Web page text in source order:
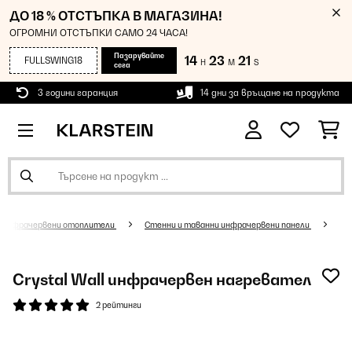
ДО 18 % ОТСТЪПКА В МАГАЗИНА!
ОГРОМНИ ОТСТЪПКИ САМО 24 ЧАСА!
FULLSWING18
Пазарувайте
сега
14 H 23 M 20 S
3 години гаранция 14 дни за връщане на продукта
Инфрачервени отоплители Стенни и таванни инфрачервени панели
Crystal Wall инфрачервен нагревател
2 рейтинги